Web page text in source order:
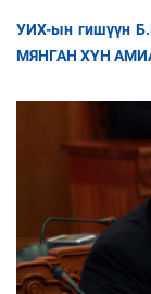
УИХ-ын гишүүн
МЯНГАН ХҮН